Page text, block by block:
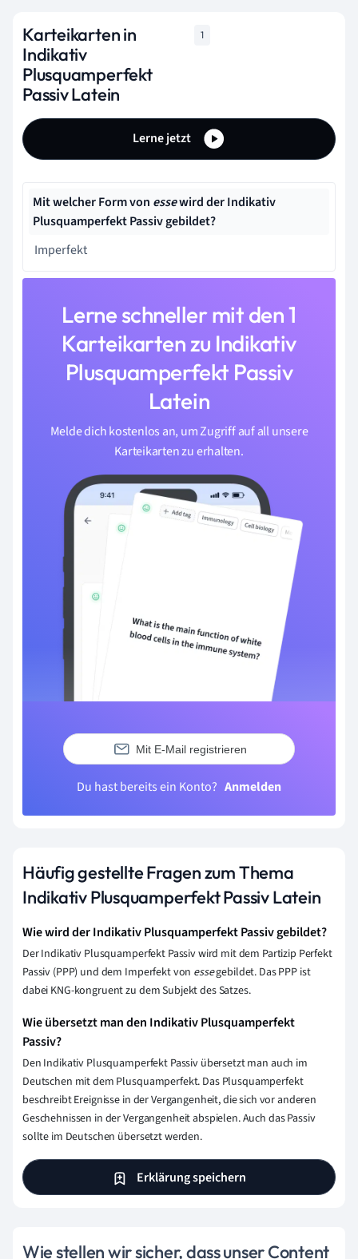
Karteikarten in
Indikativ
Plusquamperfekt
Passiv Latein
1
Lerne jetzt
Mit welcher Form von essewird der Indikativ
Plusquamperfekt Passiv gebildet?
Imperfekt
Lerne schneller mit den 1
Karteikarten zu Indikativ
Plusquamperfekt Passiv
Latein
Melde dich kostenlos an, um Zugriff auf all unsere
Karteikarten zu erhalten.
Mit E-Mail registrieren
Du hast bereits ein Konto? Anmelden
Häufig gestellte Fragen zum Thema
Indikativ Plusquamperfekt Passiv Latein
Wie wird der Indikativ Plusquamperfekt Passiv gebildet?
Der Indikativ Plusquamperfekt Passiv wird mit dem Partizip Perfekt
Passiv (PPP) und dem Imperfekt von essegebildet. Das PPP ist
dabei KNG-kongruent zu dem Subjekt des Satzes.
Wie übersetzt man den Indikativ Plusquamperfekt
Passiv?
Den Indikativ Plusquamperfekt Passiv übersetzt man auch im
Deutschen mit dem Plusquamperfekt. Das Plusquamperfekt
beschreibt Ereignisse in der Vergangenheit, die sich vor anderen
Geschehnissen in der Vergangenheit abspielen. Auch das Passiv
sollte im Deutschen übersetzt werden.
Erklärung speichern
Wie stellen wir sicher, dass unser Content